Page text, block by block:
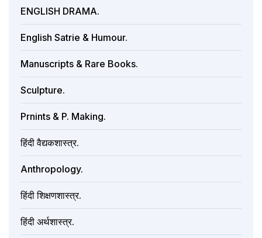
ENGLISH DRAMA.
English Satrie & Humour.
Manuscripts & Rare Books.
Sculpture.
Prnints & P. Making.
हिंदी वैद्यकशास्त्र.
Anthropology.
हिंदी शिक्षणशास्त्र.
हिंदी अर्थशास्त्र.